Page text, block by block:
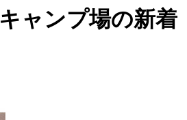
ャンプ場の新着